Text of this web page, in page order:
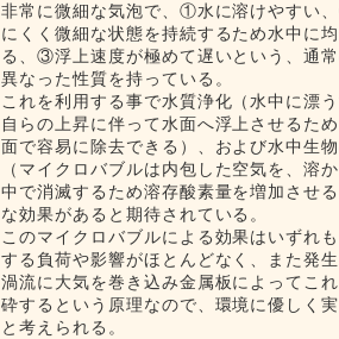
非常に微細な気泡で、①水に溶けやすい
にくく微細な状態を持続するため水中に
る、③浮上速度が極めて遅いという、通
異なった性質を持っている。
これを利用する事で水質浄化（水中に漂
自らの上昇に伴って水面へ浮上させるた
面で容易に除去できる）、および水中生
（マイクロバブルは内包した空気を、溶
中で消滅するため溶存酸素量を増加させ
な効果があると期待されている。
このマイクロバブルによる効果はいずれ
する負荷や影響がほとんどなく、また発
渦流に大気を巻き込み金属板によってこ
砕するという原理なので、環境に優しく
と考えられる。